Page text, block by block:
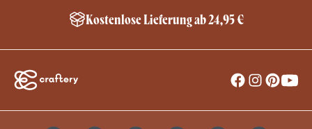
Kostenlose Lieferung ab 24,95 €